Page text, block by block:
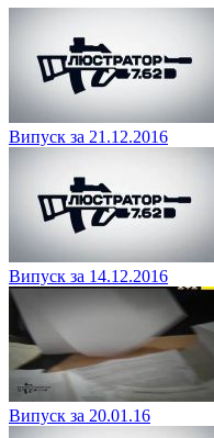
Випуск за 21.12.2016
Випуск за 14.12.2016
Випуск за 20.01.16